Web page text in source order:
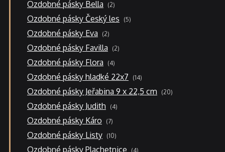
Ozdobné pásky Bella 2
produkty
Ozdobné pásky Český les 55
produktů
Ozdobné pásky Eva 22
produkty
Ozdobné pásky Favilla 22
produkty
Ozdobné pásky Flora 44
produkty
Ozdobné pásky hladké 22x7 1414
produktů
Ozdobné pásky Jeřabina 9 x 22,5 cm 2020
produktů
Ozdobné pásky Judith 44
produkty
Ozdobné pásky Káro 77
produktů
Ozdobné pásky Listy 1010
produktů
Ozdobné pásky Plachetnice 44